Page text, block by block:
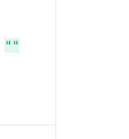
""